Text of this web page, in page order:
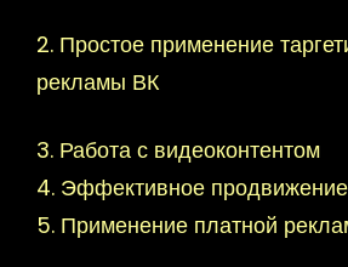
2. Простое применение
рекламы ВК
3. Работа с видеоконтентом
4. Эффективное
5. Применение платной